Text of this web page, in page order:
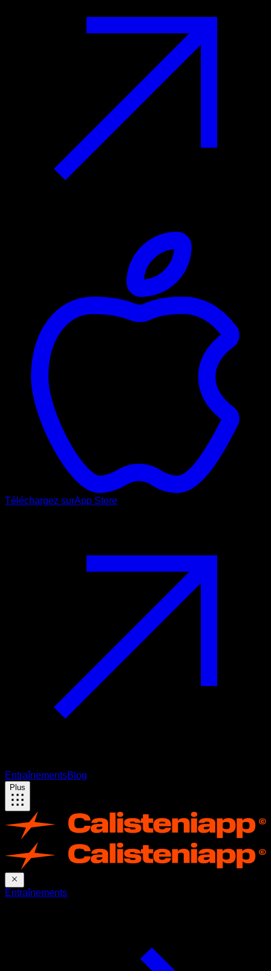
Téléchargez surApp Store
EntraînementsBlog
Plus
Entraînements